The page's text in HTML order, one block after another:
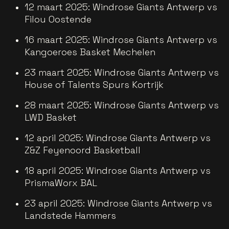
12 maart 2025: Windrose Giants Antwerp vs
Filou Oostende
16 maart 2025: Windrose Giants Antwerp vs
Kangoeroes Basket Mechelen
23 maart 2025: Windrose Giants Antwerp vs
House of Talents Spurs Kortrijk
28 maart 2025: Windrose Giants Antwerp vs
LWD Basket
12 april 2025: Windrose Giants Antwerp vs
Z&Z Feyenoord Basketball
18 april 2025: Windrose Giants Antwerp vs
PrismaWorx BAL
23 april 2025: Windrose Giants Antwerp vs
Landstede Hammers